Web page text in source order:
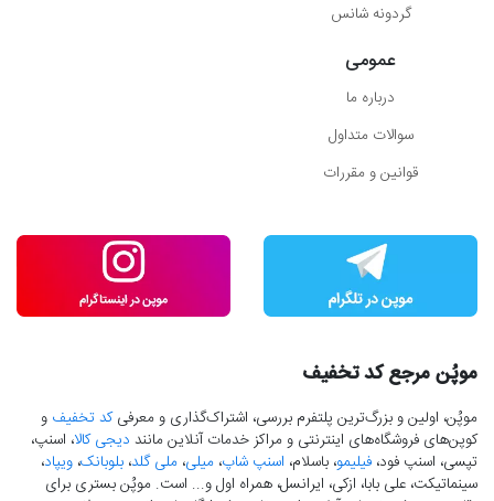
گردونه شانس
عمومی
درباره ما
سوالات متداول
قوانین و مقررات
موپُن مرجع کد تخفیف
موپُن، اولین و بزرگ‌ترین پلتفرم بررسی، اشتراک‌گذاری و معرفیکد تخفیف و
کوپن‌های فروشگاه‌های اینترنتی و مراکز خدمات آنلاین مانند دیجی کالا، اسنپ،
تپسی، اسنپ فود، فیلیمو، باسلام، اسنپ شاپ، میلی، ملی گلد، بلوبانک، ویپاد،
سینماتیکت، علی بابا، ازکی، ایرانسل، همراه اول و... است. موپُن بستری برای